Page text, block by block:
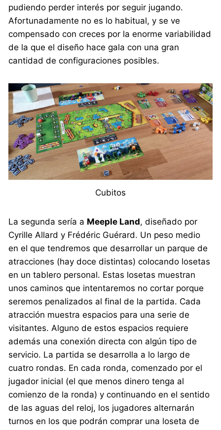
pudiendo perder interés por seguir jugando.
Afortunadamente no es lo habitual, y se ve
compensado con creces por la enorme variabilidad
de la que el diseño hace gala con una gran
cantidad de configuraciones posibles.
Cubitos
La segunda sería a Meeple Land, diseñado por
Cyrille Allard y Frédéric Guérard. Un peso medio
en el que tendremos que desarrollar un parque de
atracciones (hay doce distintas) colocando losetas
en un tablero personal. Estas losetas muestran
unos caminos que intentaremos no cortar porque
seremos penalizados al final de la partida. Cada
atracción muestra espacios para una serie de
visitantes. Alguno de estos espacios requiere
además una conexión directa con algún tipo de
servicio. La partida se desarrolla a lo largo de
cuatro rondas. En cada ronda, comenzado por el
jugador inicial (el que menos dinero tenga al
comienzo de la ronda) y continuando en el sentido
de las aguas del reloj, los jugadores alternarán
turnos en los que podrán comprar una loseta de